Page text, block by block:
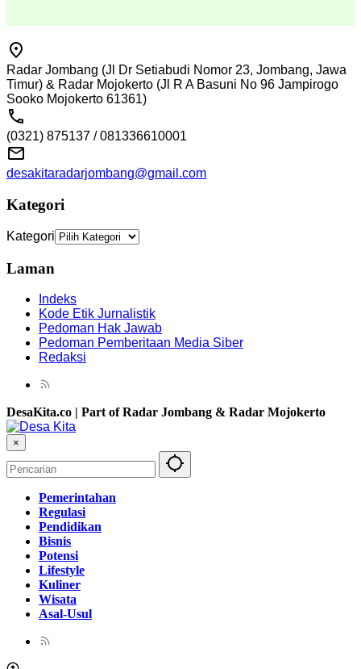
Radar Jombang (Jl Dr Setiabudi Nomor 23, Jombang, Jawa
Timur) & Radar Mojokerto (Jl R A Basuni No 96 Jampirogo
Sooko Mojokerto 61361)
(0321) 875137 / 081336610001
desakitaradarjombang@gmail.com
Kategori
Kategori
Laman
Indeks
Kode Etik Jurnalistik
Pedoman Hak Jawab
Pedoman Pemberitaan Media Siber
Redaksi
DesaKita.co | Part of Radar Jombang & Radar Mojokerto
×
Pemerintahan
Regulasi
Pendidikan
Bisnis
Potensi
Lifestyle
Kuliner
Wisata
Asal-Usul